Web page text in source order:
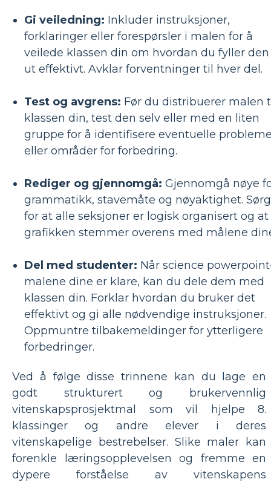
Gi veiledning: Inkluder instruksjoner,
forklaringer eller forespørsler i malen for å
veilede klassen din om hvordan du fyller den
ut effektivt. Avklar forventninger til hver del.
Test og avgrens: Før du distribuerer malen
klassen din, test den selv eller med en liten
gruppe for å identifisere eventuelle
eller områder for forbedring.
Rediger og gjennomgå: Gjennomgå nøye
grammatikk, stavemåte og nøyaktighet. Sørg
for at alle seksjoner er logisk organisert og at
grafikken stemmer overens med målene
Del med studenter: Når science
malene dine er klare, kan du dele dem med
klassen din. Forklar hvordan du bruker det
effektivt og gi alle nødvendige instruksjoner.
Oppmuntre tilbakemeldinger for ytterligere
forbedringer.
Ved å følge disse trinnene kan du lage en
godt strukturert og brukervennlig
vitenskapsprosjektmal som vil hjelpe 8.
klassinger og andre elever i deres
vitenskapelige bestrebelser. Slike maler kan
forenkle læringsopplevelsen og fremme en
dypere forståelse av vitenskapens